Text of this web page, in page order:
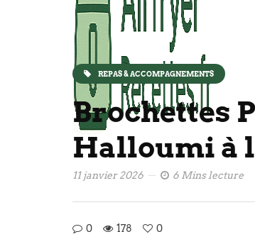
REPAS & ACCOMPAGNEMENTS
Brochettes
Halloumi à
11 janvier 2026 6 Mins lecture
0 178 0